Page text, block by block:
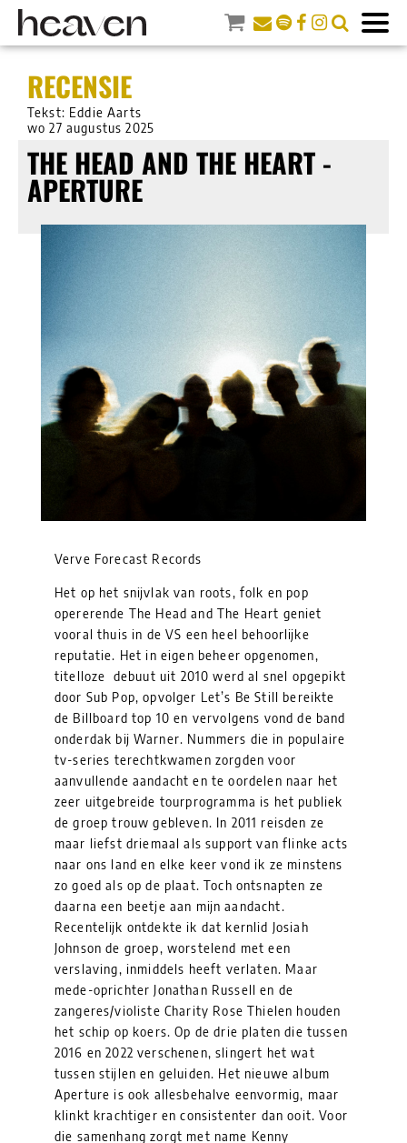
RECENSIE
Tekst: Eddie Aarts
wo 27 augustus 2025
THE HEAD AND THE HEART -
APERTURE
Verve Forecast Records
Het op het snijvlak van roots, folk en pop
opererende The Head and The Heart geniet
vooral thuis in de VS een heel behoorlijke
reputatie. Het in eigen beheer opgenomen,
titelloze debuut uit 2010 werd al snel opgepikt
door Sub Pop, opvolger Let’s Be Still bereikte
de Billboard top 10 en vervolgens vond de band
onderdak bij Warner. Nummers die in populaire
tv-series terechtkwamen zorgden voor
aanvullende aandacht en te oordelen naar het
zeer uitgebreide tourprogramma is het publiek
de groep trouw gebleven. In 2011 reisden ze
maar liefst driemaal als support van flinke acts
naar ons land en elke keer vond ik ze minstens
zo goed als op de plaat. Toch ontsnapten ze
daarna een beetje aan mijn aandacht.
Recentelijk ontdekte ik dat kernlid Josiah
Johnson de groep, worstelend met een
verslaving, inmiddels heeft verlaten. Maar
mede-oprichter Jonathan Russell en de
zangeres/violiste Charity Rose Thielen houden
het schip op koers. Op de drie platen die tussen
2016 en 2022 verschenen, slingert het wat
tussen stijlen en geluiden. Het nieuwe album
Aperture is ook allesbehalve eenvormig, maar
klinkt krachtiger en consistenter dan ooit. Voor
die samenhang zorgt met name Kenny